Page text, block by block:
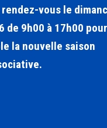
vous le
de 9h00 à 17h00 pour
la nouvelle saison